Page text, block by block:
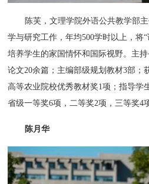
陈芙，文理学院外语公共教学部
学与研究工作，年均500学时以上，将
培养学生的家国情怀和国际视野。主
论文20余篇；主编部级规划教材3部；
高等农业院校优秀教材奖1项；指导学
省级一等奖6项，二等奖2项，三等奖4
陈月华